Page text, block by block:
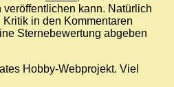
kann. Natürlich
in den Kommentaren
Sternebewertung abgeben
Hobby-Webprojekt. Viel